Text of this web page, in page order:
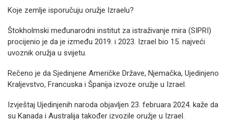
Koje zemlje isporučuju oružje Izraelu?
Štokholmski međunarodni institut za istraživanje mira (SIPRI)
procijenio je da je između 2019. i 2023. Izrael bio 15. najveći
uvoznik oružja u svijetu.
Rečeno je da Sjedinjene Američke Države, Njemačka, Ujedinjeno
Kraljevstvo, Francuska i Španija izvoze oružje u Izrael.
Izvještaj Ujedinjenih naroda objavljen 23. februara 2024. kaže da
su Kanada i Australija također izvozile oružje u Izrael.